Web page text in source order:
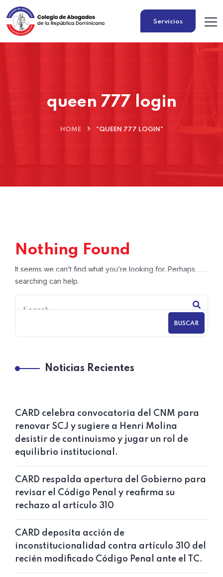
Servicios
queen 777 login
HOME "QUEEN 777 LOGIN"
Nothing Found
It seems we can’t find what you’re looking for. Perhaps
searching can help.
BUSCAR
Noticias Recientes
CARD celebra convocatoria del CNM para
renovar SCJ y sugiere a Henri Molina
desistir de continuismo y jugar un rol de
equilibrio institucional.
CARD respalda apertura del Gobierno para
revisar el Código Penal y reafirma su
rechazo al artículo 310
CARD deposita acción de
inconstitucionalidad contra artículo 310 del
recién modificado Código Penal ante el TC.